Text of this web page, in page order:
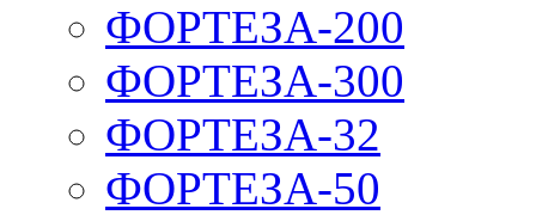
ФОРТЕЗА-200
ФОРТЕЗА-300
ФОРТЕЗА-32
ФОРТЕЗА-50